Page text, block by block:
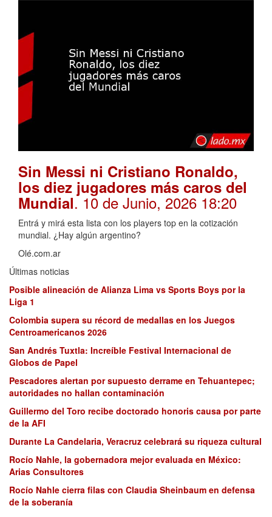
Sin Messi ni Cristiano Ronaldo,
los diez jugadores más caros del
Mundial. 10 de Junio, 2026 18:20
Entrá y mirá esta lista con los players top en la cotización
mundial. ¿Hay algún argentino?
Olé.com.ar
Últimas noticias
Posible alineación de Alianza Lima vs Sports Boys por la
Liga 1
Colombia supera su récord de medallas en los Juegos
Centroamericanos 2026
San Andrés Tuxtla: Increíble Festival Internacional de
Globos de Papel
Pescadores alertan por supuesto derrame en Tehuantepec;
autoridades no hallan contaminación
Guillermo del Toro recibe doctorado honoris causa por parte
de la AFI
Durante La Candelaria, Veracruz celebrará su riqueza cultural
Rocío Nahle, la gobernadora mejor evaluada en México:
Arias Consultores
Rocío Nahle cierra filas con Claudia Sheinbaum en defensa
de la soberanía